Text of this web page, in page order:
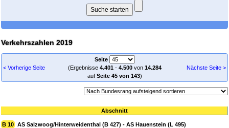
Verkehrszahlen 2019
< Vorherige Seite
Seite
(Ergebnisse 4.401- 4.500von 14.284
auf Seite 45 von 143)
Nächste Seite >
Abschnitt
B 10 AS Salzwoog/Hinterweidenthal (B 427) - AS Hauenstein (L 495)